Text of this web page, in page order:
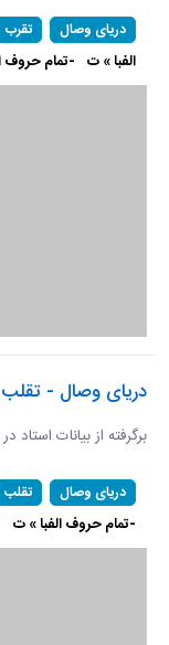
دریای وصال تقرب
الفبا » ت -تمام حروف
دریای وصال -
برگرفته از بیانات استاد
دریای وصال تقلب
-تمام حروف الفبا » ت